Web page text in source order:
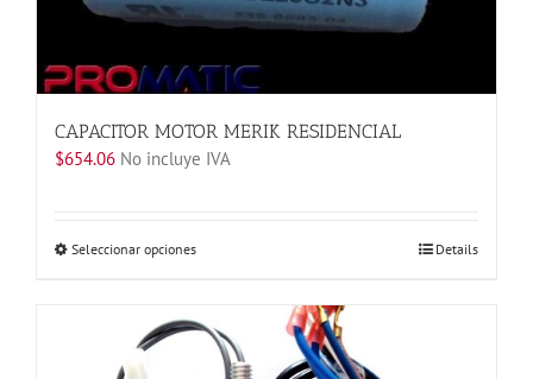
página
producto
CAPACITOR MOTOR MERIK RESIDENCIAL
$654.06 No incluye IVA
Seleccionar opcionesEste
múltiples
variantes.
Details